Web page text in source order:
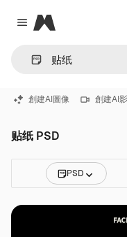
Close menu
Magnific
創建AI圖像 創建AI
贴纸 PSD
PSD